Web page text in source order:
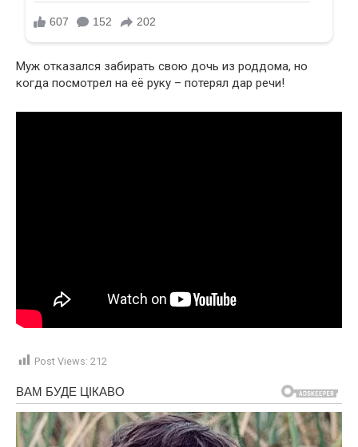
Муж отказался забирать свою дочь из роддома, но
когда посмотрел на её руку – потерял дар речи!
Post Views: 212